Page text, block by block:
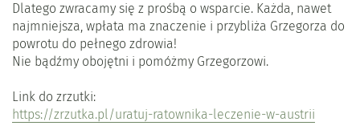
Dlatego zwracamy się z prośbą o wsparcie. Każda, nawet
najmniejsza, wpłata ma znaczenie i przybliża Grzegorza do
powrotu do pełnego zdrowia!
Nie bądźmy obojętni i pomóżmy Grzegorzowi.
Link do zrzutki:
https://zrzutka.pl/uratuj-ratownika-leczenie-w-austrii